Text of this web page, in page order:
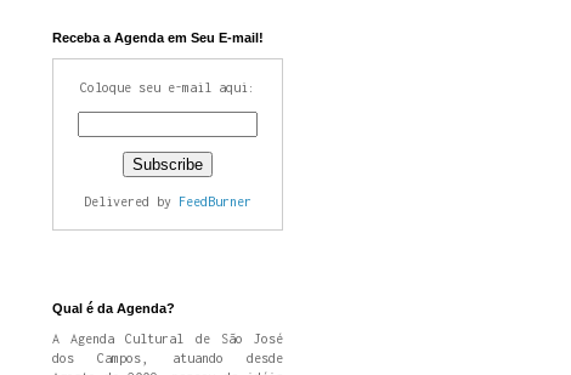
Receba a Agenda em Seu E-mail!
Coloque seu e-mail aqui:
Delivered by FeedBurner
Qual é da Agenda?
A Agenda Cultural de São José
dos Campos, atuando desde